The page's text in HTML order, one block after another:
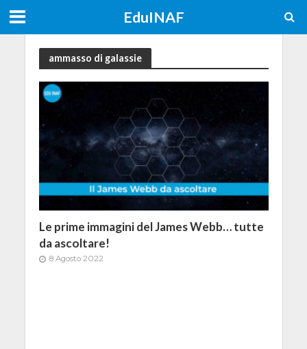
EduINAF
ammasso di galassie
Le prime immagini del James Webb… tutte
da ascoltare!
8 Agosto 2022